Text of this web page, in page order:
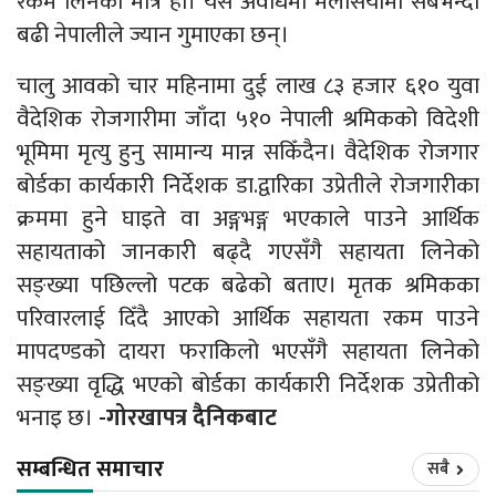
बढी नेपालीले ज्यान गुमाएका छन्।
चालु आवको चार महिनामा दुई लाख ८३ हजार ६१० युवा
वैदेशिक रोजगारीमा जाँदा ५१० नेपाली श्रमिकको विदेशी
भूमिमा मृत्यु हुनु सामान्य मान्न सकिँदैन। वैदेशिक रोजगार
बोर्डका कार्यकारी निर्देशक डा.द्वारिका उप्रेतीले रोजगारीका
क्रममा हुने घाइते वा अङ्गभङ्ग भएकाले पाउने आर्थिक
सहायताको जानकारी बढ्दै गएसँगै सहायता लिनेको
सङ्ख्या पछिल्लो पटक बढेको बताए। मृतक श्रमिकका
परिवारलाई दिँदै आएको आर्थिक सहायता रकम पाउने
मापदण्डको दायरा फराकिलो भएसँगै सहायता लिनेको
सङ्ख्या वृद्धि भएको बोर्डका कार्यकारी निर्देशक ​उप्रेतीको
भनाइ छ। -गोरखापत्र दैनिकबाट
सम्बन्धित समाचार सबै